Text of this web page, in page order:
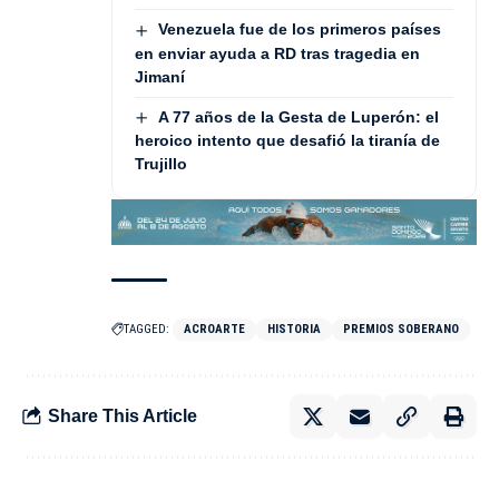
Venezuela fue de los primeros países
en enviar ayuda a RD tras tragedia en
Jimaní
A 77 años de la Gesta de Luperón: el
heroico intento que desafió la tiranía de
Trujillo
TAGGED: ACROARTE HISTORIA PREMIOS SOBERANO
Share This Article